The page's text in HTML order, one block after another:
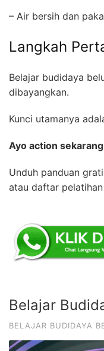
– Air bersih dan
Langkah
Belajar budidaya
dibayangkan.
Kunci utamanya
Ayo action
Unduh panduan
atau daftar
Belajar
BELAJAR BUDIDAYA